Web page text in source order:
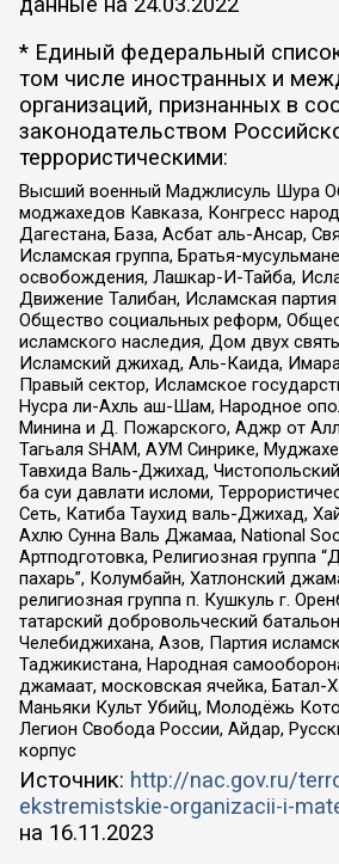
* Единый федеральный
том числе иностранных и
организаций, признанных в
законодательством
террористическими:
Высший военный Маджлисуль Шура
моджахедов Кавказа, Конгресс
Дагестана, База, Асбат аль-Ансар,
Исламская группа, Братья-
освобождения, Лашкар-И-Тайба,
Движение Талибан, Исламская партия
Общество социальных реформ,
исламского наследия, Дом двух
Исламский джихад, Аль-Каида,
Правый сектор, Исламское
Нусра ли-Ахль аш-Шам, Народное
Минина и Д. Пожарского, Аджр от
Тагьаля SHAM, АУМ Синрике,
Тавхида Валь-Джихад,
ба суи давлати исломи,
Сеть, Катиба Таухид валь-Джихад,
Ахлю Сунна Валь Джамаа, National
Артподготовка, Религиозная группа
пахарь”, Колумбайн, Хатлонский
религиозная группа п. Кушкуль г.
татарский добровольческий
Челебиджихана, Азов, Партия
Таджикистана, Народная
джамаат, московская ячейка, Батал-
Маньяки Культ Убийц, Молодёжь
Легион Свобода России, Айдар,
корпус
Источник: http://nac.gov.ru/
ekstremistskie-organizacii-i-
на 16.11.2023